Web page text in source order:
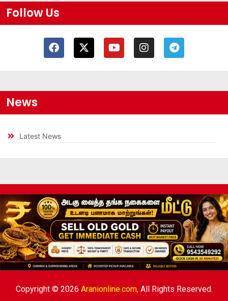
Follow Us
News
Latest News
Copyright © 2026 Aranionline.com,All Rights Reserved.